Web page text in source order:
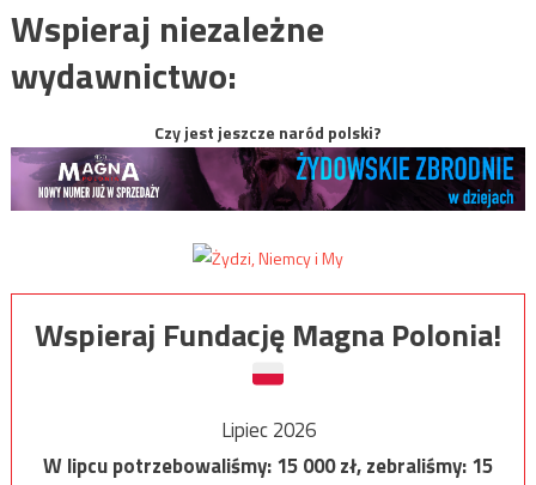
Wspieraj niezależne
wydawnictwo:
Czy jest jeszcze naród polski?
Wspieraj Fundację Magna Polonia!
Lipiec 2026
W lipcu potrzebowaliśmy:15 000zł, zebraliśmy:15